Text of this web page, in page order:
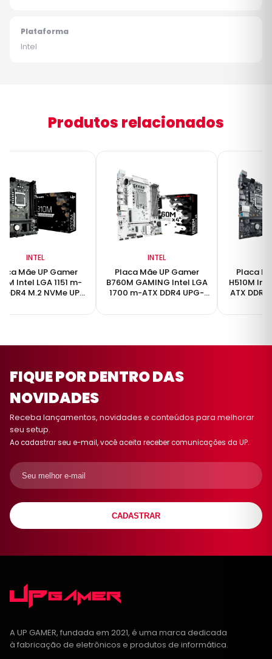
Plataforma
Intel
Produtos relacionados
INTEL
Mãe UP Gamer
Intel LGA 1151 m-
DDR4 M.2 NVMe UP-
INTEL
Placa Mãe UP Gamer
B760M GAMING Intel LGA
1700 m-ATX DDR4 UPG-
Placa
H510M
ATX
FIQUE POR DENTRO DAS
NOVIDADES
Receba lançamentos, novidades e conteúdos para melhorar
seu setup.
Ao cadastrar seu e-mail, você aceita receber comunicações da UP.
CADASTRAR
A UP GAMER, fundada em 2021, é uma marca dedicada
à fabricação de eletrônicos e produtos de informática.